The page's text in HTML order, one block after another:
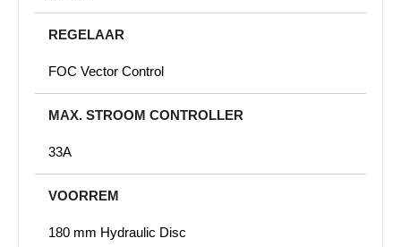
REGELAAR
FOC Vector Control
MAX. STROOM CONTROLLER
33A
VOORREM
180 mm Hydraulic Disc